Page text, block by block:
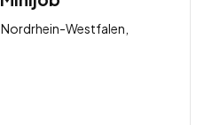
Westfalen,